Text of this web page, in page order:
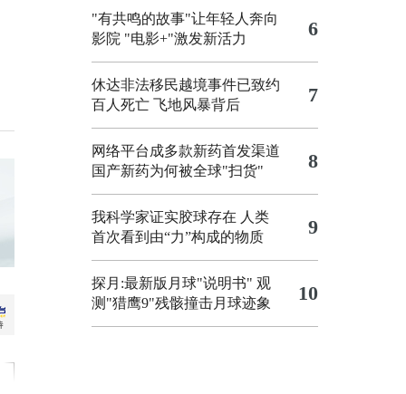
"有共鸣的故事"让年轻人奔向
影院 "电影+"激发新活力 6
休达非法移民越境事件已致约
百人死亡 飞地风暴背后 7
网络平台成多款新药首发渠道
国产新药为何被全球"扫货"
8
我科学家证实胶球存在 人类
首次看到由“力”构成的物质
9
探月:最新版月球"说明书" 观
测"猎鹰9"残骸撞击月球迹象
10